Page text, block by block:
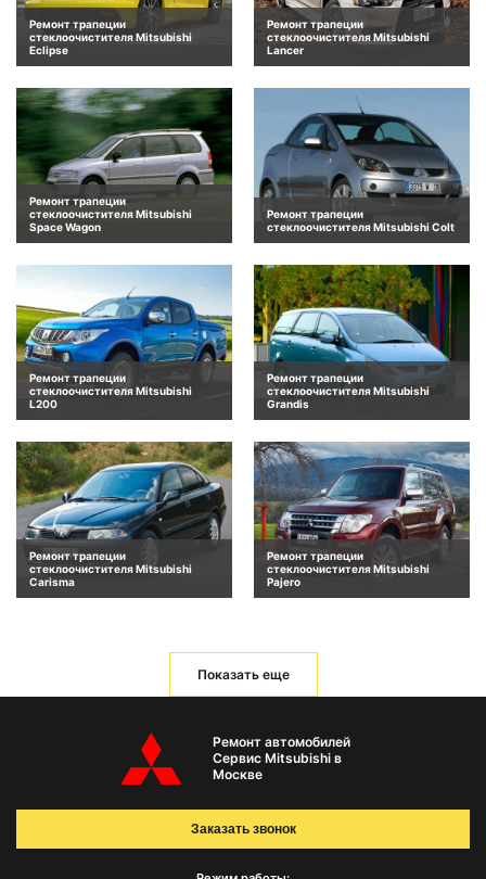
Ремонт трапеции
стеклоочистителя Mitsubishi
Eclipse
Ремонт трапеции
стеклоочистителя Mitsubishi
Lancer
Ремонт трапеции
стеклоочистителя Mitsubishi
Space Wagon
Ремонт трапеции
стеклоочистителя Mitsubishi Colt
Ремонт трапеции
стеклоочистителя Mitsubishi
L200
Ремонт трапеции
стеклоочистителя Mitsubishi
Grandis
Ремонт трапеции
стеклоочистителя Mitsubishi
Carisma
Ремонт трапеции
стеклоочистителя Mitsubishi
Pajero
Показать еще
Ремонт автомобилей
Сервис Mitsubishi в
Москве
Заказать звонок